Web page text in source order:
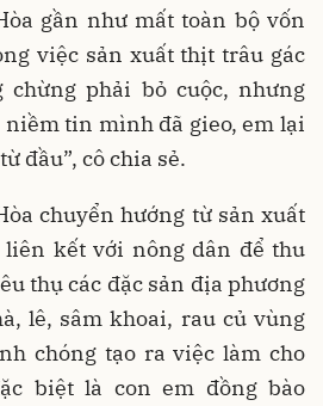
gần như mất toàn bộ vốn
việc sản xuất thịt trâu gác
chừng phải bỏ cuộc, nhưng
niềm tin mình đã gieo, em lại
đầu”, cô chia sẻ.
chuyển hướng từ sản xuất
kết với nông dân để thu
thụ các đặc sản địa phương
lê, sâm khoai, rau củ vùng
chóng tạo ra việc làm cho
biệt là con em đồng bào